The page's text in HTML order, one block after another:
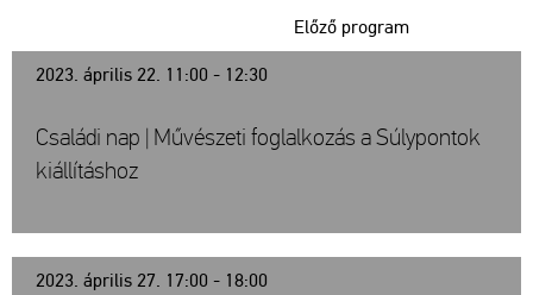
2023. április 22. 11:00 - 12:30
Előző program
Családi nap | Művészeti foglalkozás a Súlypontok
kiállításhoz
2023. április 27. 17:00 - 18:00